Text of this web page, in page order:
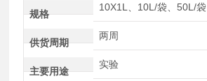
规格
10X1L、10L/袋、50L/袋
供货周期
两周
主要用途
实验